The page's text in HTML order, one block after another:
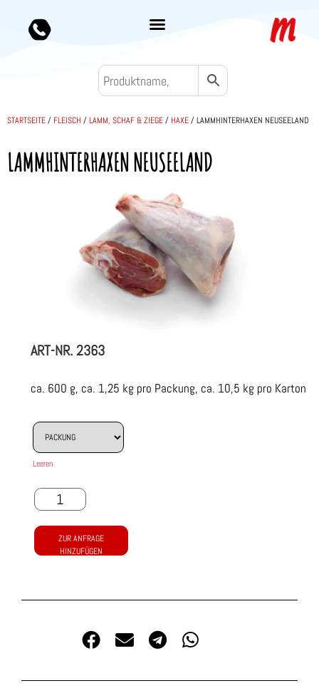
STARTSEITE/ FLEISCH /LAMM, SCHAF & ZIEGE/ HAXE/ LAMMHINTERHAXEN NEUSEELAND
LAMMHINTERHAXEN NEUSEELAND
ART-NR.2363
ca. 600 g, ca. 1,25 kg pro Packung, ca. 10,5 kg pro Karton
Leeren
ZUR ANFRAGE
HINZUFÜGEN